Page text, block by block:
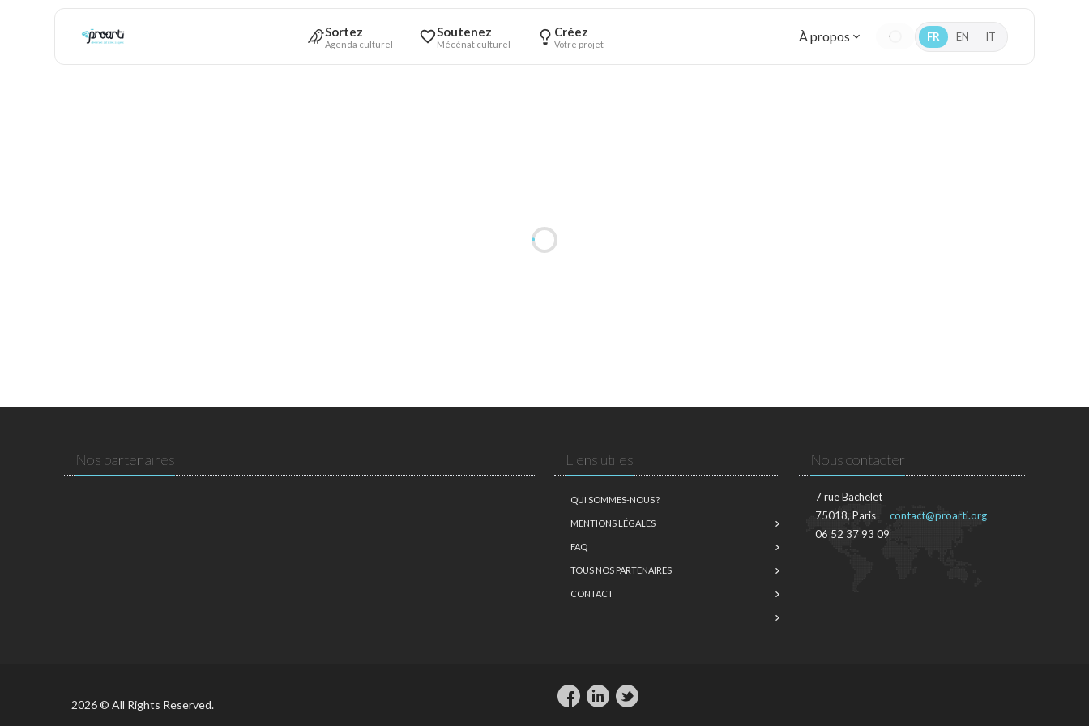
Sortez
Agenda culturel
Soutenez
Mécénat culturel
Créez
Votre projet À propos FR EN IT
Nos partenaires Liens utiles
QUI SOMMES-NOUS ?
MENTIONS LÉGALES
FAQ
TOUS NOS PARTENAIRES
CONTACT
Nous contacter
7 rue Bachelet
75018, Paris
06 52 37 93 09
contact@proarti.org
2026 © All Rights Reserved.